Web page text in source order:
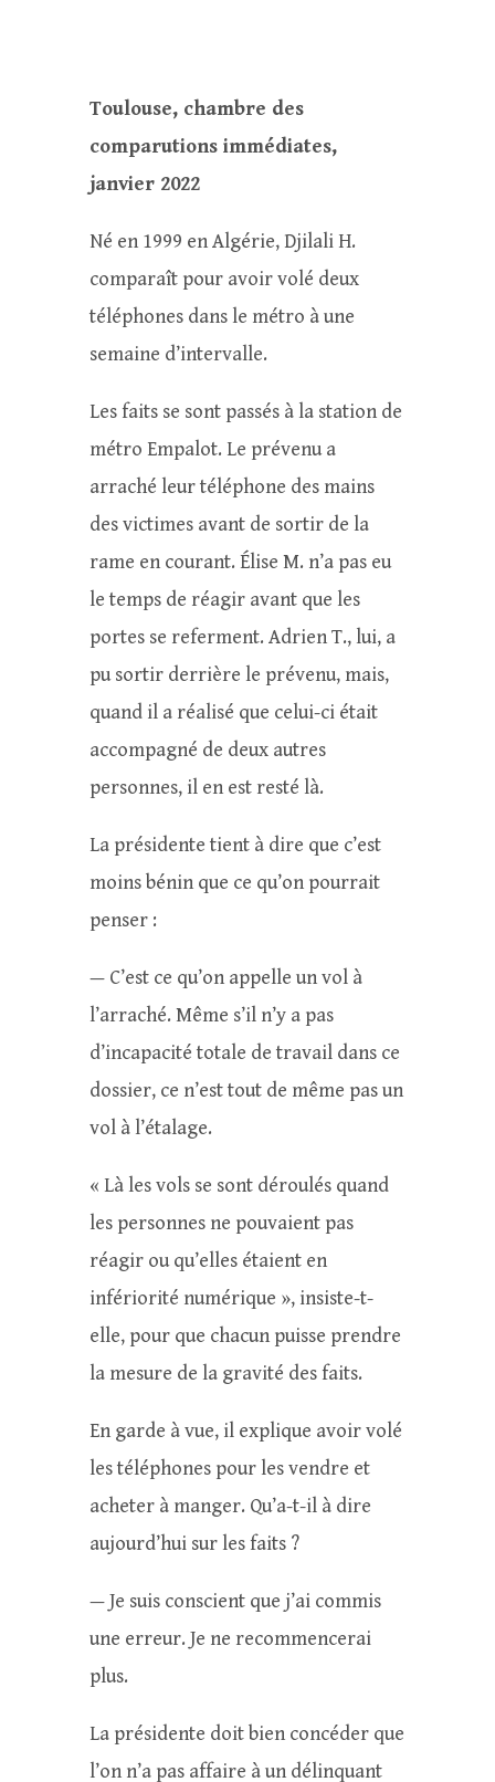
Toulouse, chambre des
comparutions immédiates,
janvier 2022
Né en 1999 en Algérie, Djilali H.
comparaît pour avoir volé deux
téléphones dans le métro à une
semaine d’intervalle.
Les faits se sont passés à la station de
métro Empalot. Le prévenu a
arraché leur téléphone des mains
des victimes avant de sortir de la
rame en courant. Élise M. n’a pas eu
le temps de réagir avant que les
portes se referment. Adrien T., lui, a
pu sortir derrière le prévenu, mais,
quand il a réalisé que celui-ci était
accompagné de deux autres
personnes, il en est resté là.
La présidente tient à dire que c’est
moins bénin que ce qu’on pourrait
penser :
— C’est ce qu’on appelle un vol à
l’arraché. Même s’il n’y a pas
d’incapacité totale de travail dans ce
dossier, ce n’est tout de même pas un
vol à l’étalage.
« Là les vols se sont déroulés quand
les personnes ne pouvaient pas
réagir ou qu’elles étaient en
infériorité numérique », insiste-t-
elle, pour que chacun puisse prendre
la mesure de la gravité des faits.
En garde à vue, il explique avoir volé
les téléphones pour les vendre et
acheter à manger. Qu’a-t-il à dire
aujourd’hui sur les faits ?
— Je suis conscient que j’ai commis
une erreur. Je ne recommencerai
plus.
La présidente doit bien concéder que
l’on n’a pas affaire à un délinquant